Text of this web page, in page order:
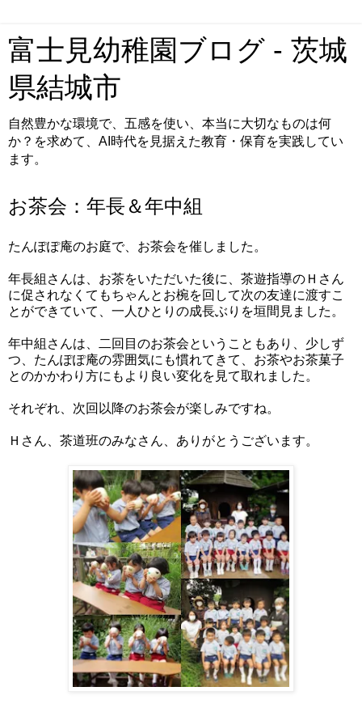
富士見幼稚園ブログ - 茨城
県結城市
自然豊かな環境で、五感を使い、本当に大切なものは何
か？を求めて、AI時代を見据えた教育・保育を実践してい
ます。
お茶会：年長＆年中組
たんぽぽ庵のお庭で、お茶会を催しました。
年長組さんは、お茶をいただいた後に、茶遊指導のＨさん
に促されなくてもちゃんとお椀を回して次の友達に渡すこ
とができていて、一人ひとりの成長ぶりを垣間見ました。
年中組さんは、二回目のお茶会ということもあり、少しず
つ、たんぽぽ庵の雰囲気にも慣れてきて、お茶やお茶菓子
とのかかわり方にもより良い変化を見て取れました。
それぞれ、次回以降のお茶会が楽しみですね。
Ｈさん、茶道班のみなさん、ありがとうございます。